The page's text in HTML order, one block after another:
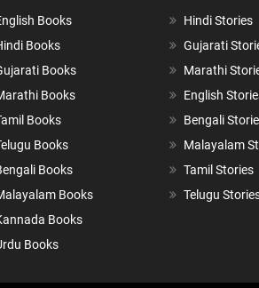
Books
Books
Books
Books
Books
Books
Books
Books
Books
Books
Hindi Stories
Gujarati
Marathi
English
Bengali
Malayalam
Tamil Stories
Telugu